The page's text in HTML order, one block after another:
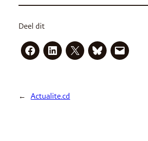
Deel dit
← Actualite.cd